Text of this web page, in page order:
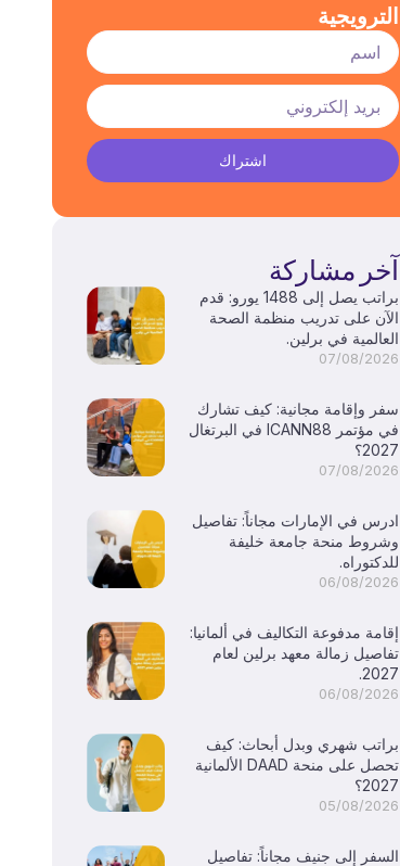
الترويجية
اشتراك
آخر مشاركة
براتب يصل إلى 1488 يورو: قدم
الآن على تدريب منظمة الصحة
العالمية في برلين.
07/08/2026
سفر وإقامة مجانية: كيف تشارك
في مؤتمر ICANN88 في البرتغال
2027؟
07/08/2026
ادرس في الإمارات مجاناً: تفاصيل
وشروط منحة جامعة خليفة
للدكتوراه.
06/08/2026
إقامة مدفوعة التكاليف في ألمانيا:
تفاصيل زمالة معهد برلين لعام
2027.
06/08/2026
براتب شهري وبدل أبحاث: كيف
تحصل على منحة DAAD الألمانية
2027؟
05/08/2026
السفر إلى جنيف مجاناً: تفاصيل